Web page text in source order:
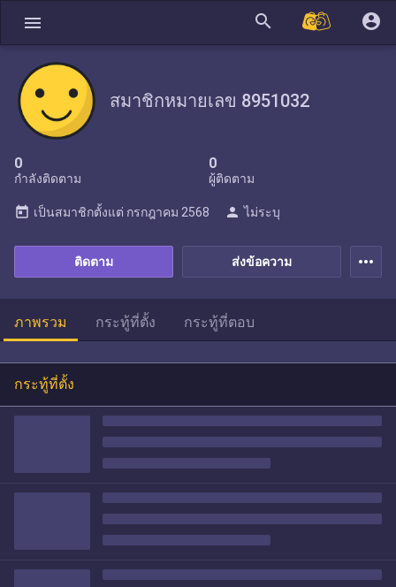
menu search account_circle
สมาชิกหมายเลข 8951032
0
กำลังติดตาม
0
ผู้ติดตาม
ส่งข้อความ
ติดตาม
today เป็นสมาชิกตั้งแต่ กรกฎาคม 2568 person ไม่ระบุ
more_horiz
ภาพรวม กระทู้ที่ตั้ง กระทู้ที่ตอบ
กระทู้ที่ตั้ง